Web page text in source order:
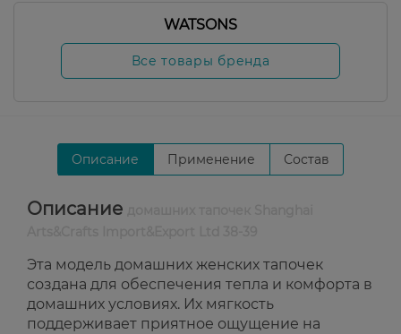
WATSONS
Все товары бренда
Описание Применение Состав
Описание
Эта модель домашних женских тапочек
создана для обеспечения тепла и комфорта в
домашних условиях. Их мягкость
поддерживает приятное ощущение на